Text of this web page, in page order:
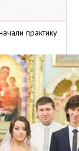
практику